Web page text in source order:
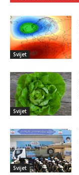
Svijet
Svijet
Svijet